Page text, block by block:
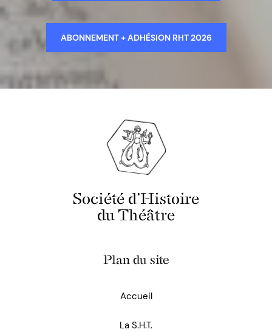
ABONNEMENT + ADHÉSION RHT 2026
Société d'Histoire
du Théâtre
Plan du site
Accueil
La S.H.T.